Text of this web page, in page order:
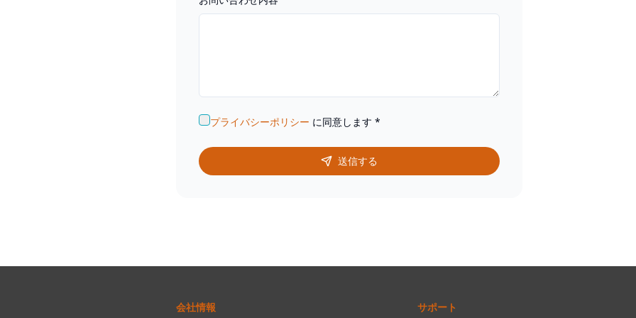
プライバシーポリシー に同意します *
送信する
会社情報 サポート